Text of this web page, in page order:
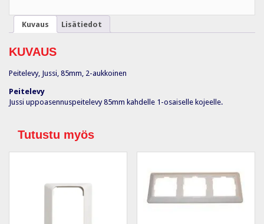
Kuvaus Lisätiedot
KUVAUS
Peitelevy, Jussi, 85mm, 2-aukkoinen
Peitelevy
Jussi uppoasennuspeitelevy 85mm kahdelle 1-osaiselle kojeelle.
Tutustu myös